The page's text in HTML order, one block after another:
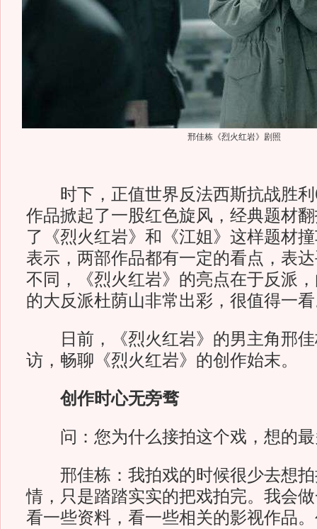
邢佳栋《烈火红岩》剧照
时下，正值世界反法西斯抗战胜利
作品掀起了一股红色旋风，经典题材
了《烈火红岩》和《江姐》这样题材
表示，两部作品都有一定的看点，表
不同，《烈火红岩》的亮点在于反派
的大反派杜荫山非常出彩，很值得一
日前，《烈火红岩》的男主角邢佳
访，畅聊《烈火红岩》的创作始末。
创作时心无旁骛
问：您为什么接拍这个戏，想的最
邢佳栋：我拍戏的时候很少去想拍
情，只是踏踏实实的把戏拍完。我会
看一些资料，看一些相关的影视作品